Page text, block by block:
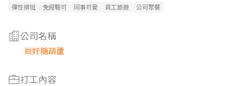
彈性排班 免經驗可 同事可愛 員工旅遊 公司聚餐
公司名稱
尚好糖葫蘆
打工內容